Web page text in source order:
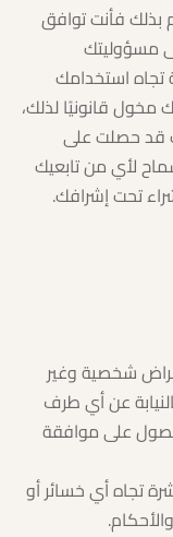
بذلك فأنت توافق
مسؤوليتك
تجاه استخدامك
مخول قانونيًا لذلك،
قد حصلت على
لأي من تابعيك
تحت إشرافك.
شخصية وغير
عن أي طرف
على موافقة
تجاه أي خسائر أو